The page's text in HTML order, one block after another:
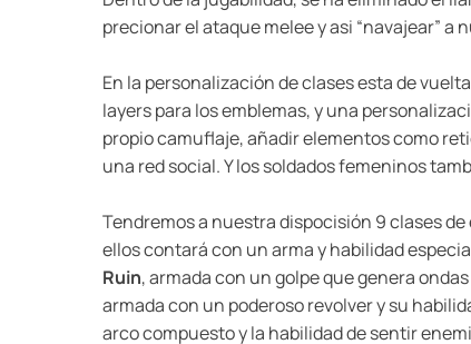
precionar el ataque melee y asi “navajear” a
En la personalización de clases esta de
layers para los emblemas, y una
propio camuflaje, añadir elementos como
una red social. Y los soldados femeninos
Tendremos a nuestra dispocisión 9 clases
ellos contará con un arma y habilidad
Ruin, armada con un golpe que genera
armada con un poderoso revolver y su
arco compuesto y la habilidad de sentir